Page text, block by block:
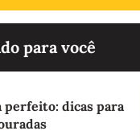
para você
perfeito: dicas para